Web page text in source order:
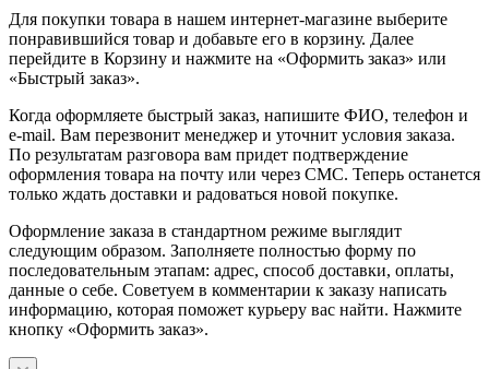
Для покупки товара в нашем интернет-магазине выберите
понравившийся товар и добавьте его в корзину. Далее
перейдите в Корзину и нажмите на «Оформить заказ» или
«Быстрый заказ».
Когда оформляете быстрый заказ, напишите ФИО, телефон и
e-mail. Вам перезвонит менеджер и уточнит условия заказа.
По результатам разговора вам придет подтверждение
оформления товара на почту или через СМС. Теперь останется
только ждать доставки и радоваться новой покупке.
Оформление заказа в стандартном режиме выглядит
следующим образом. Заполняете полностью форму по
последовательным этапам: адрес, способ доставки, оплаты,
данные о себе. Советуем в комментарии к заказу написать
информацию, которая поможет курьеру вас найти. Нажмите
кнопку «Оформить заказ».